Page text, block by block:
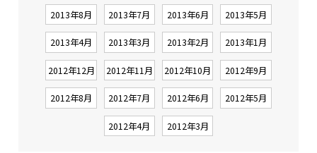
2013年8月 2013年7月 2013年6月 2013年5月
2013年4月 2013年3月 2013年2月 2013年1月
2012年12月 2012年11月 2012年10月 2012年9月
2012年8月 2012年7月 2012年6月 2012年5月
2012年4月 2012年3月